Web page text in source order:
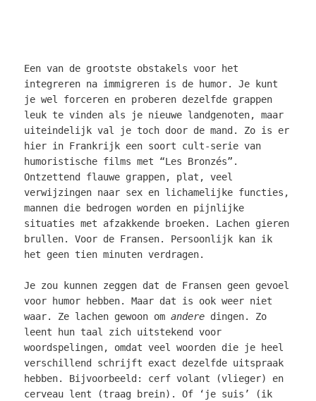
Een van de grootste obstakels voor het
integreren na immigreren is de humor. Je kunt
je wel forceren en proberen dezelfde grappen
leuk te vinden als je nieuwe landgenoten, maar
uiteindelijk val je toch door de mand. Zo is er
hier in Frankrijk een soort cult-serie van
humoristische films met “Les Bronzés”.
Ontzettend flauwe grappen, plat, veel
verwijzingen naar sex en lichamelijke functies,
mannen die bedrogen worden en pijnlijke
situaties met afzakkende broeken. Lachen gieren
brullen. Voor de Fransen. Persoonlijk kan ik
het geen tien minuten verdragen.
Je zou kunnen zeggen dat de Fransen geen gevoel
voor humor hebben. Maar dat is ook weer niet
waar. Ze lachen gewoon omandere dingen. Zo
leent hun taal zich uitstekend voor
woordspelingen, omdat veel woorden die je heel
verschillend schrijft exact dezelfde uitspraak
hebben. Bijvoorbeeld: cerf volant (vlieger) en
cerveau lent (traag brein). Of ‘je suis’ (ik